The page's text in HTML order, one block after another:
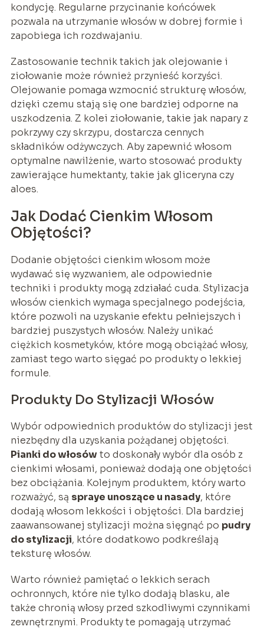
kondycję. Regularne przycinanie końcówek
pozwala na utrzymanie włosów w dobrej formie i
zapobiega ich rozdwajaniu.
Zastosowanie technik takich jak olejowanie i
ziołowanie może również przynieść korzyści.
Olejowanie pomaga wzmocnić strukturę włosów,
dzięki czemu stają się one bardziej odporne na
uszkodzenia. Z kolei ziołowanie, takie jak napary z
pokrzywy czy skrzypu, dostarcza cennych
składników odżywczych. Aby zapewnić włosom
optymalne nawilżenie, warto stosować produkty
zawierające humektanty, takie jak gliceryna czy
aloes.
Jak Dodać Cienkim Włosom
Objętości?
Dodanie objętości cienkim włosom może
wydawać się wyzwaniem, ale odpowiednie
techniki i produkty mogą zdziałać cuda. Stylizacja
włosów cienkich wymaga specjalnego podejścia,
które pozwoli na uzyskanie efektu pełniejszych i
bardziej puszystych włosów. Należy unikać
ciężkich kosmetyków, które mogą obciążać włosy,
zamiast tego warto sięgać po produkty o lekkiej
formule.
Produkty Do Stylizacji Włosów
Wybór odpowiednich produktów do stylizacji jest
niezbędny dla uzyskania pożądanej objętości.
Pianki do włosówto doskonały wybór dla osób z
cienkimi włosami, ponieważ dodają one objętości
bez obciążania. Kolejnym produktem, który warto
rozważyć, są spraye unoszące u nasady, które
dodają włosom lekkości i objętości. Dla bardziej
zaawansowanej stylizacji można sięgnąć po pudry
do stylizacji, które dodatkowo podkreślają
teksturę włosów.
Warto również pamiętać o lekkich serach
ochronnych, które nie tylko dodają blasku, ale
także chronią włosy przed szkodliwymi czynnikami
zewnętrznymi. Produkty te pomagają utrzymać